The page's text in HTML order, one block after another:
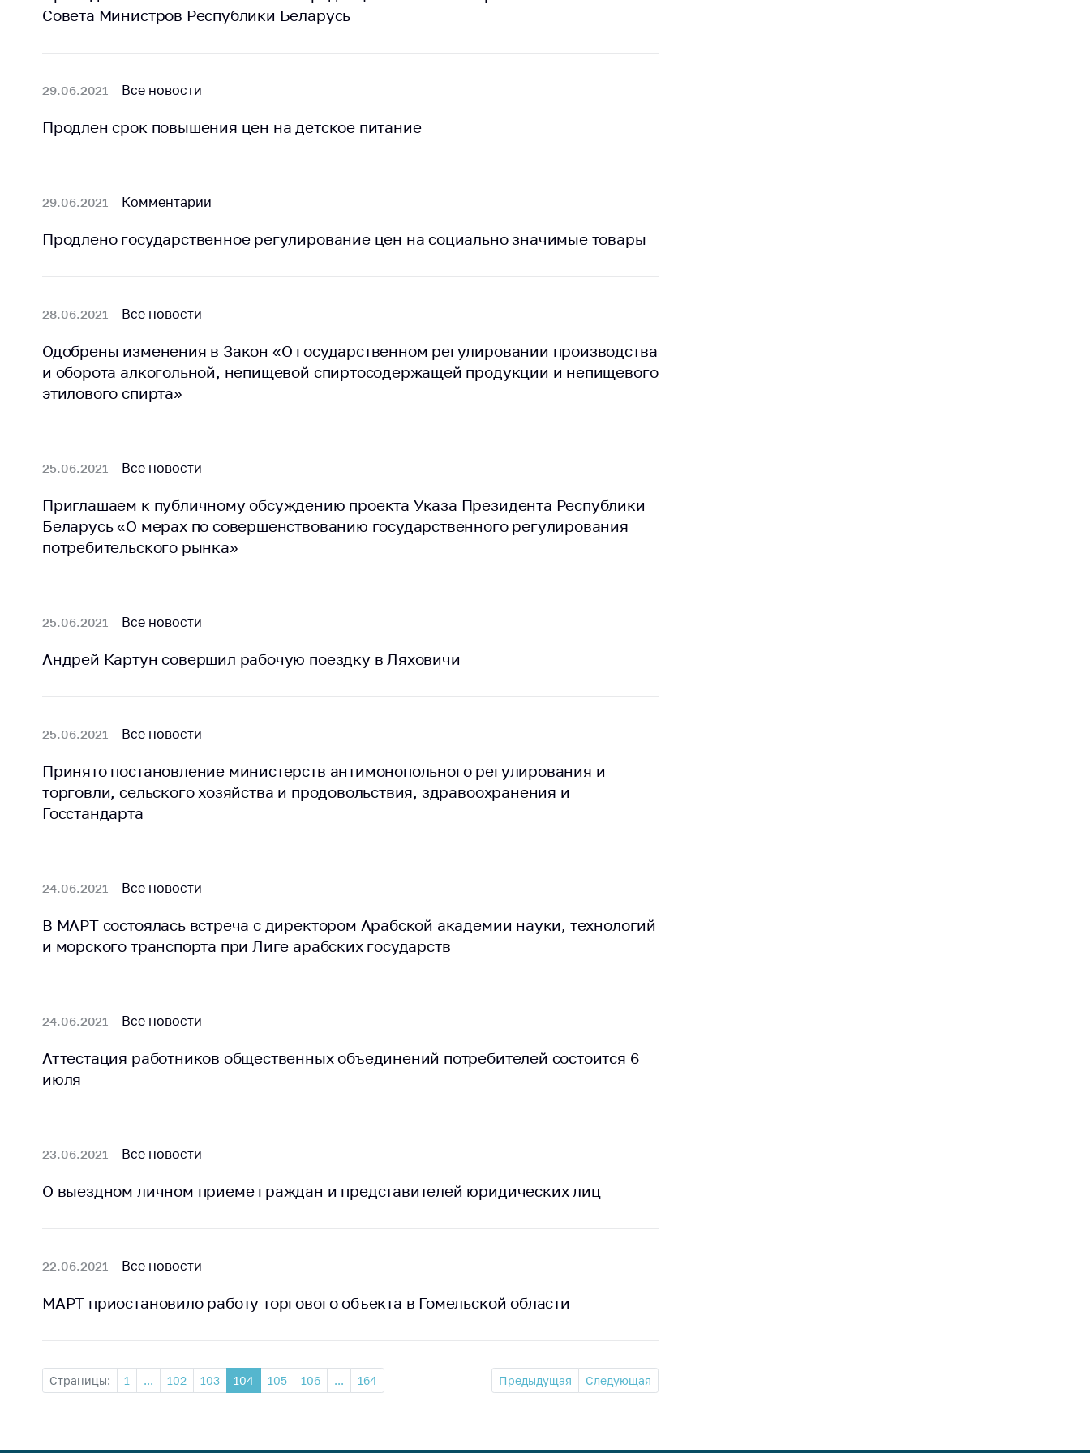
политики
Совета Министров Республики Беларусь
29.06.2021 Все новости
Продлен срок повышения цен на детское питание
29.06.2021 Комментарии
Продлено государственное регулирование цен на социально значимые товары
28.06.2021 Все новости
Одобрены изменения в Закон «О государственном регулировании производства
и оборота алкогольной, непищевой спиртосодержащей продукции и непищевого
этилового спирта»
25.06.2021 Все новости
Приглашаем к публичному обсуждению проекта Указа Президента Республики
Беларусь «О мерах по совершенствованию государственного регулирования
потребительского рынка»
25.06.2021 Все новости
Андрей Картун совершил рабочую поездку в Ляховичи
25.06.2021 Все новости
Принято постановление министерств антимонопольного регулирования и
торговли, сельского хозяйства и продовольствия, здравоохранения и
Госстандарта
24.06.2021 Все новости
В МАРТ состоялась встреча с директором Арабской академии науки, технологий
и морского транспорта при Лиге арабских государств
24.06.2021 Все новости
Аттестация работников общественных объединений потребителей состоится 6
июля
23.06.2021 Все новости
О выездном личном приеме граждан и представителей юридических лиц
22.06.2021 Все новости
МАРТ приостановило работу торгового объекта в Гомельской области
Страницы: 1 ... 102 103 104 105 106 ... 164 Предыдущая Следующая